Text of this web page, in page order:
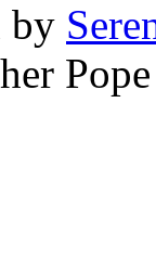
by
Pope